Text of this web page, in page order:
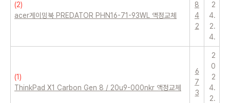
(2)
acer게이밍북 PREDATOR PHN16-71-93WL 액정교체
8
4
2
2
4.
2.
4.
(1)
ThinkPad X1 Carbon Gen 8 / 20u9-000nkr 액정교체
6
7
3
2
0
2
4.
2.